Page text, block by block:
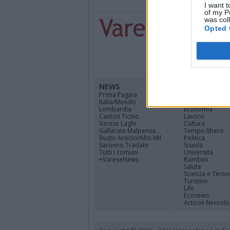
I want
of my
was
Opted
NEWS
Prima Pagina
Italia/Mondo
Lombardia
Canton Ticino
Varese Laghi
Gallarate Malpensa
Busto Arsizio/Alto Mil.
Saronno Tradate
Tutti i comuni
+VareseNews
Economia
Lavoro
Cultura
Tempo libero
Politica
Scuola
Università
Bambini
Salute
Scienza e
Turismo
Life
Econews
Articoli